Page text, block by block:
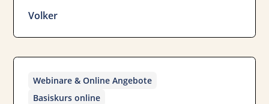
Volker
Webinare & Online Angebote
Basiskurs online